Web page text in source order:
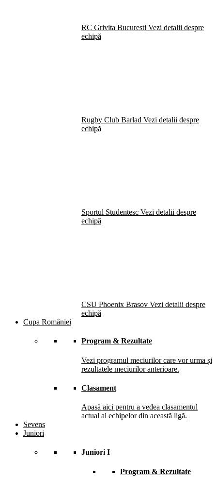
RC Grivita Bucuresti Vezi detalii despre
echipă
Rugby Club Barlad Vezi detalii despre
echipă
Sportul Studentesc Vezi detalii despre
echipă
CSU Phoenix Brasov Vezi detalii despre
echipă
Cupa României
Program & Rezultate
Vezi programul meciurilor care vor urma și
rezultatele meciurilor anterioare.
Clasament
Apasă aici pentru a vedea clasamentul
actual al echipelor din această ligă.
Sevens
Juniori
Juniori I
Program & Rezultate